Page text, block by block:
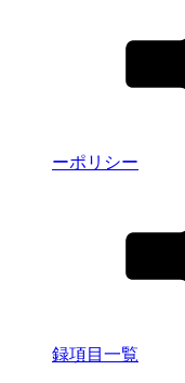
ーポリシー
録項目一覧